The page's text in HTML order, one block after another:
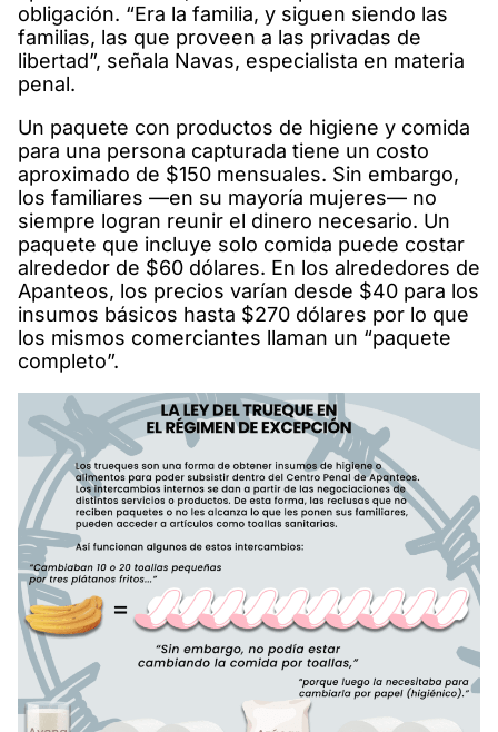
obligación. “Era la familia, y siguen siendo las
familias, las que proveen a las privadas de
libertad”, señala Navas, especialista en materia
penal.
Un paquete con productos de higiene y comida
para una persona capturada tiene un costo
aproximado de $150 mensuales. Sin embargo,
los familiares —en su mayoría mujeres— no
siempre logran reunir el dinero necesario. Un
paquete que incluye solo comida puede costar
alrededor de $60 dólares. En los alrededores de
Apanteos, los precios varían desde $40 para los
insumos básicos hasta $270 dólares por lo que
los mismos comerciantes llaman un “paquete
completo”.